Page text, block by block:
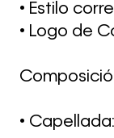
• Estilo
• Logo de
•